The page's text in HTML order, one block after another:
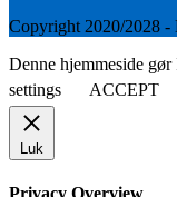
Copyright 2020/2028 -
Denne hjemmeside
settings
ACCEPT
Luk